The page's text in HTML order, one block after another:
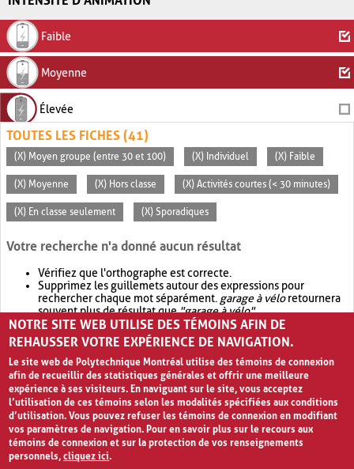
Faible
Moyenne
Élevée
TOUTES LES FICHES (41)
(X) Moyen groupe (entre 30 et 100) (X) Individuel (X) Faible
(X) Moyenne (X) Hors classe (X) Activités courtes (< 30 minutes)
(X) En classe seulement (X) Sporadiques
Votre recherche n'a donné aucun résultat
Vérifiez que l'orthographe est correcte.
Supprimez les guillemets autour des expressions pour
rechercher chaque mot séparément. garage à véloretournera
souvent plus de résultat que"garage à vélo".
Envisagez d'élargir votre recherche avec OR.garage OR vélo
retournera souvent plus de résultat quegarage à vélo
NOTRE SITE WEB UTILISE DES TÉMOINS AFIN DE
REHAUSSER VOTRE EXPÉRIENCE DE NAVIGATION.
Le site web de Polytechnique Montréal utilise des témoins de connexion
afin de recueillir des statistiques générales et offrir une meilleure
expérience à ses visiteurs. En naviguant sur le site, vous acceptez
l’utilisation de ces témoins selon les modalités spécifiées aux conditions
d’utilisation. Vous pouvez refuser les témoins de connexion en modifiant
vos paramètres de navigation. Pour en savoir plus sur le recours aux
témoins de connexion et sur la protection de vos renseignements
personnels,cliquez ici.